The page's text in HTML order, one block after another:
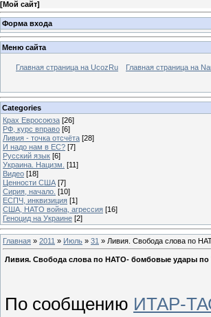
[Мой сайт]
Форма входа
Меню сайта
Главная страница на UcozRu Главная страница на
Categories
Крах Евросоюза [26]
РФ, курс вправо [6]
Ливия - точка отсчёта [28]
И надо нам в ЕС? [7]
Русский язык [6]
Украина. Нацизм. [11]
Видео [18]
Ценности США [7]
Сирия, начало. [10]
ЕСПЧ, инквизиция [1]
США, НАТО война, агрессия [16]
Геноцид на Украине [2]
Главная » 2011 » Июль » 31 » Ливия. Свобода слова по
Ливия. Свобода слова по НАТО- бомбовые удары по
По сообщению ИТАР-